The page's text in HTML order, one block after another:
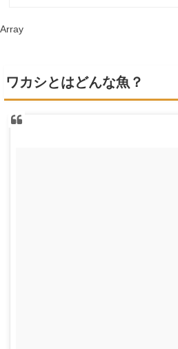
Array
ワカシとはどんな魚？